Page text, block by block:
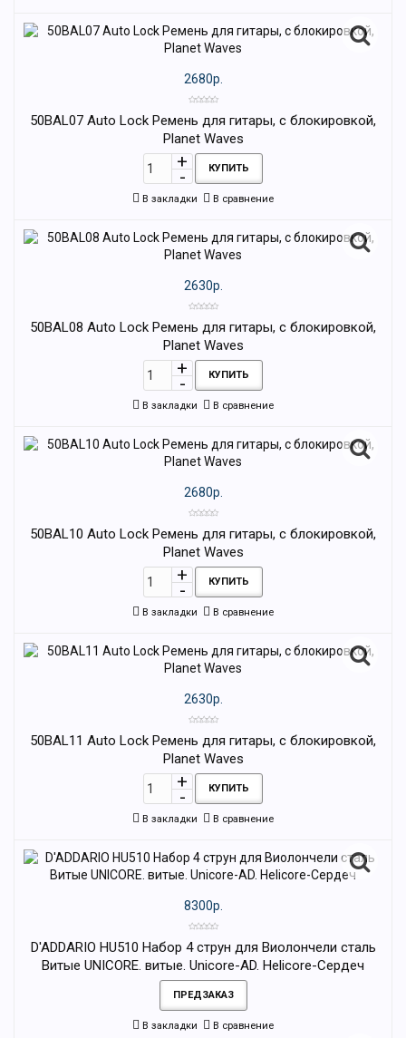
2680р.
50BAL07 Auto Lock Ремень для гитары, с блокировкой,
Planet Waves
КУПИТЬ
В закладки В сравнение
2630р.
50BAL08 Auto Lock Ремень для гитары, с блокировкой,
Planet Waves
КУПИТЬ
В закладки В сравнение
2680р.
50BAL10 Auto Lock Ремень для гитары, с блокировкой,
Planet Waves
КУПИТЬ
В закладки В сравнение
2630р.
50BAL11 Auto Lock Ремень для гитары, с блокировкой,
Planet Waves
КУПИТЬ
В закладки В сравнение
8300р.
D'ADDARIO HU510 Набор 4 струн для Виолончели сталь
Витые UNICORE. витые. Unicore-AD. Helicore-Сердеч
ПРЕДЗАКАЗ
В закладки В сравнение